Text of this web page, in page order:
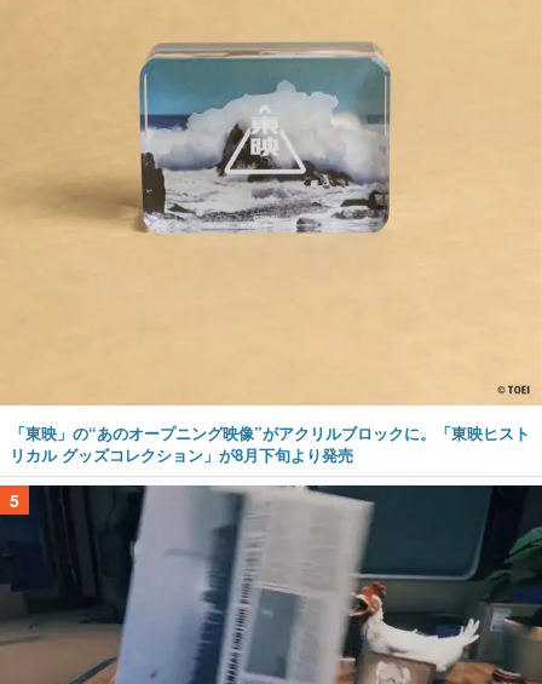
「東映」の“あのオープニング映像”がアクリルブロックに。「東映ヒスト
リカル グッズコレクション」が8月下旬より発売
5